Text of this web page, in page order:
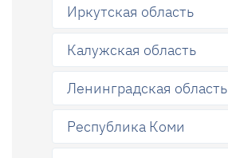
Иркутская область
Калужская область
Ленинградская область
Республика Коми